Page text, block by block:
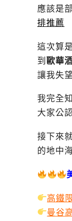
應該是
排推薦
這次算
到 歐華
讓我失望
我完全
大家公
接下來
的地中
高鐵
曼谷